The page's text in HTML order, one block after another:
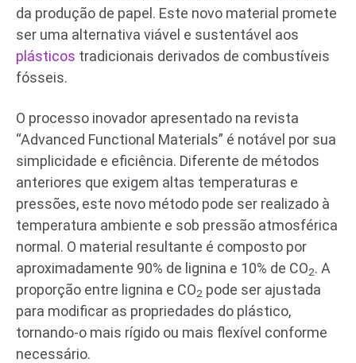
da produção de papel. Este novo material promete
ser uma alternativa viável e sustentável aos
plásticos tradicionais derivados de combustíveis
fósseis.
O processo inovador apresentado na revista
“Advanced Functional Materials” é notável por sua
simplicidade e eficiência. Diferente de métodos
anteriores que exigem altas temperaturas e
pressões, este novo método pode ser realizado à
temperatura ambiente e sob pressão atmosférica
normal. O material resultante é composto por
aproximadamente 90% de lignina e 10% de CO2. A
proporção entre lignina e CO2 pode ser ajustada
para modificar as propriedades do plástico,
tornando-o mais rígido ou mais flexível conforme
necessário.